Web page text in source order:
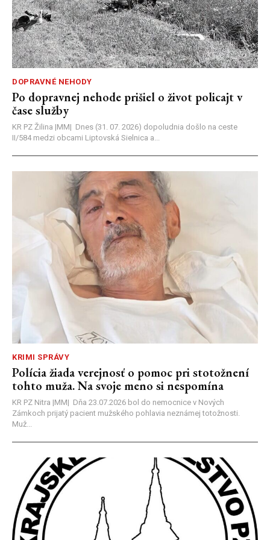
DOPRAVNÉ NEHODY
Po dopravnej nehode prišiel o život policajt v
čase služby
KR PZ Žilina |MM| Dnes (31. 07. 2026) dopoludnia došlo na ceste
II/584 medzi obcami Liptovská Sielnica a...
KRIMI SPRÁVY
Polícia žiada verejnosť o pomoc pri stotožnení
tohto muža. Na svoje meno si nespomína
KR PZ Nitra |MM| Dňa 23.07.2026 bol do nemocnice v Nových
Zámkoch prijatý pacient mužského pohlavia neznámej totožnosti.
Muž...